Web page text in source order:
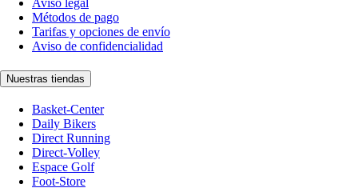
Aviso legal
Métodos de pago
Tarifas y opciones de envío
Aviso de confidencialidad
Nuestras tiendas
Basket-Center
Daily Bikers
Direct Running
Direct-Volley
Espace Golf
Foot-Store